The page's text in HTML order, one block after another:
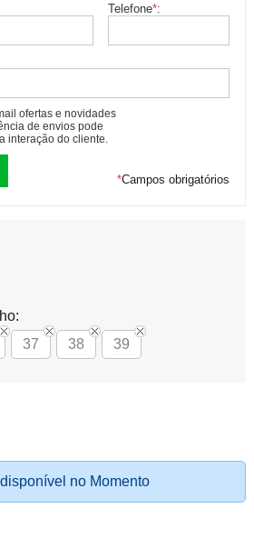
Telefone*:
ofertas e novidades
de envios pode
interação do cliente.
*Campos obrigatórios
37 38 39
no Momento